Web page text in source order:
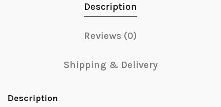
Description
Reviews (0)
Shipping & Delivery
Description